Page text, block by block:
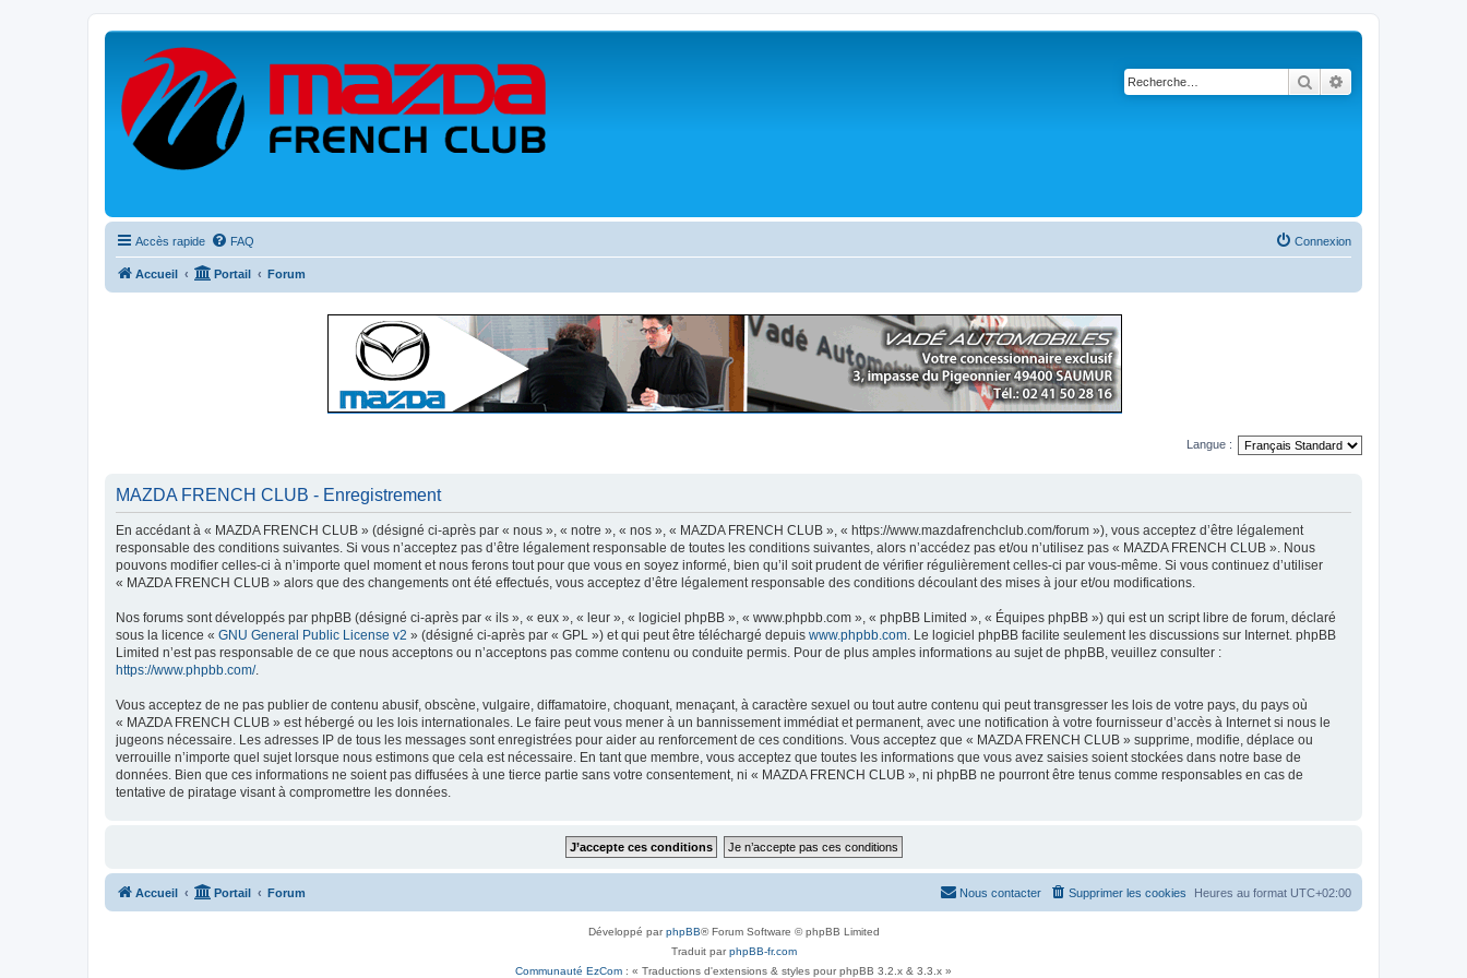
Rechercher
Accès rapide FAQ Connexion
Accueil Portail Forum
Langue :
MAZDA FRENCH CLUB - Enregistrement
En accédant à « MAZDA FRENCH CLUB » (désigné ci-après par « nous », « notre », « nos », « MAZDA FRENCH CLUB », « https://www.mazdafrenchclub.com/forum »), vous acceptez d’être légalement
responsable des conditions suivantes. Si vous n’acceptez pas d’être légalement responsable de toutes les conditions suivantes, alors n’accédez pas et/ou n’utilisez pas « MAZDA FRENCH CLUB ». Nous
pouvons modifier celles-ci à n’importe quel moment et nous ferons tout pour que vous en soyez informé, bien qu’il soit prudent de vérifier régulièrement celles-ci par vous-même. Si vous continuez d’utiliser
« MAZDA FRENCH CLUB » alors que des changements ont été effectués, vous acceptez d’être légalement responsable des conditions découlant des mises à jour et/ou modifications.
Nos forums sont développés par phpBB (désigné ci-après par « ils », « eux », « leur », « logiciel phpBB », « www.phpbb.com », « phpBB Limited », « Équipes phpBB ») qui est un script libre de forum, déclaré
sous la licence « GNU General Public License v2 » (désigné ci-après par « GPL ») et qui peut être téléchargé depuis www.phpbb.com . Le logiciel phpBB facilite seulement les discussions sur Internet. phpBB
Limited n’est pas responsable de ce que nous acceptons ou n’acceptons pas comme contenu ou conduite permis. Pour de plus amples informations au sujet de phpBB, veuillez consulter :
https://www.phpbb.com/.
Vous acceptez de ne pas publier de contenu abusif, obscène, vulgaire, diffamatoire, choquant, menaçant, à caractère sexuel ou tout autre contenu qui peut transgresser les lois de votre pays, du pays où
« MAZDA FRENCH CLUB » est hébergé ou les lois internationales. Le faire peut vous mener à un bannissement immédiat et permanent, avec une notification à votre fournisseur d’accès à Internet si nous le
jugeons nécessaire. Les adresses IP de tous les messages sont enregistrées pour aider au renforcement de ces conditions. Vous acceptez que « MAZDA FRENCH CLUB » supprime, modifie, déplace ou
verrouille n’importe quel sujet lorsque nous estimons que cela est nécessaire. En tant que membre, vous acceptez que toutes les informations que vous avez saisies soient stockées dans notre base de
données. Bien que ces informations ne soient pas diffusées à une tierce partie sans votre consentement, ni « MAZDA FRENCH CLUB », ni phpBB ne pourront être tenus comme responsables en cas de
tentative de piratage visant à compromettre les données.
Accueil Portail Forum Heures au format UTC+02:00
Supprimer les cookies
Nous contacter
Développé parphpBB® Forum Software © phpBB Limited
Traduit parphpBB-fr.com
Communauté EzCom : « Traductions d'extensions & styles pour phpBB 3.2.x & 3.3.x »